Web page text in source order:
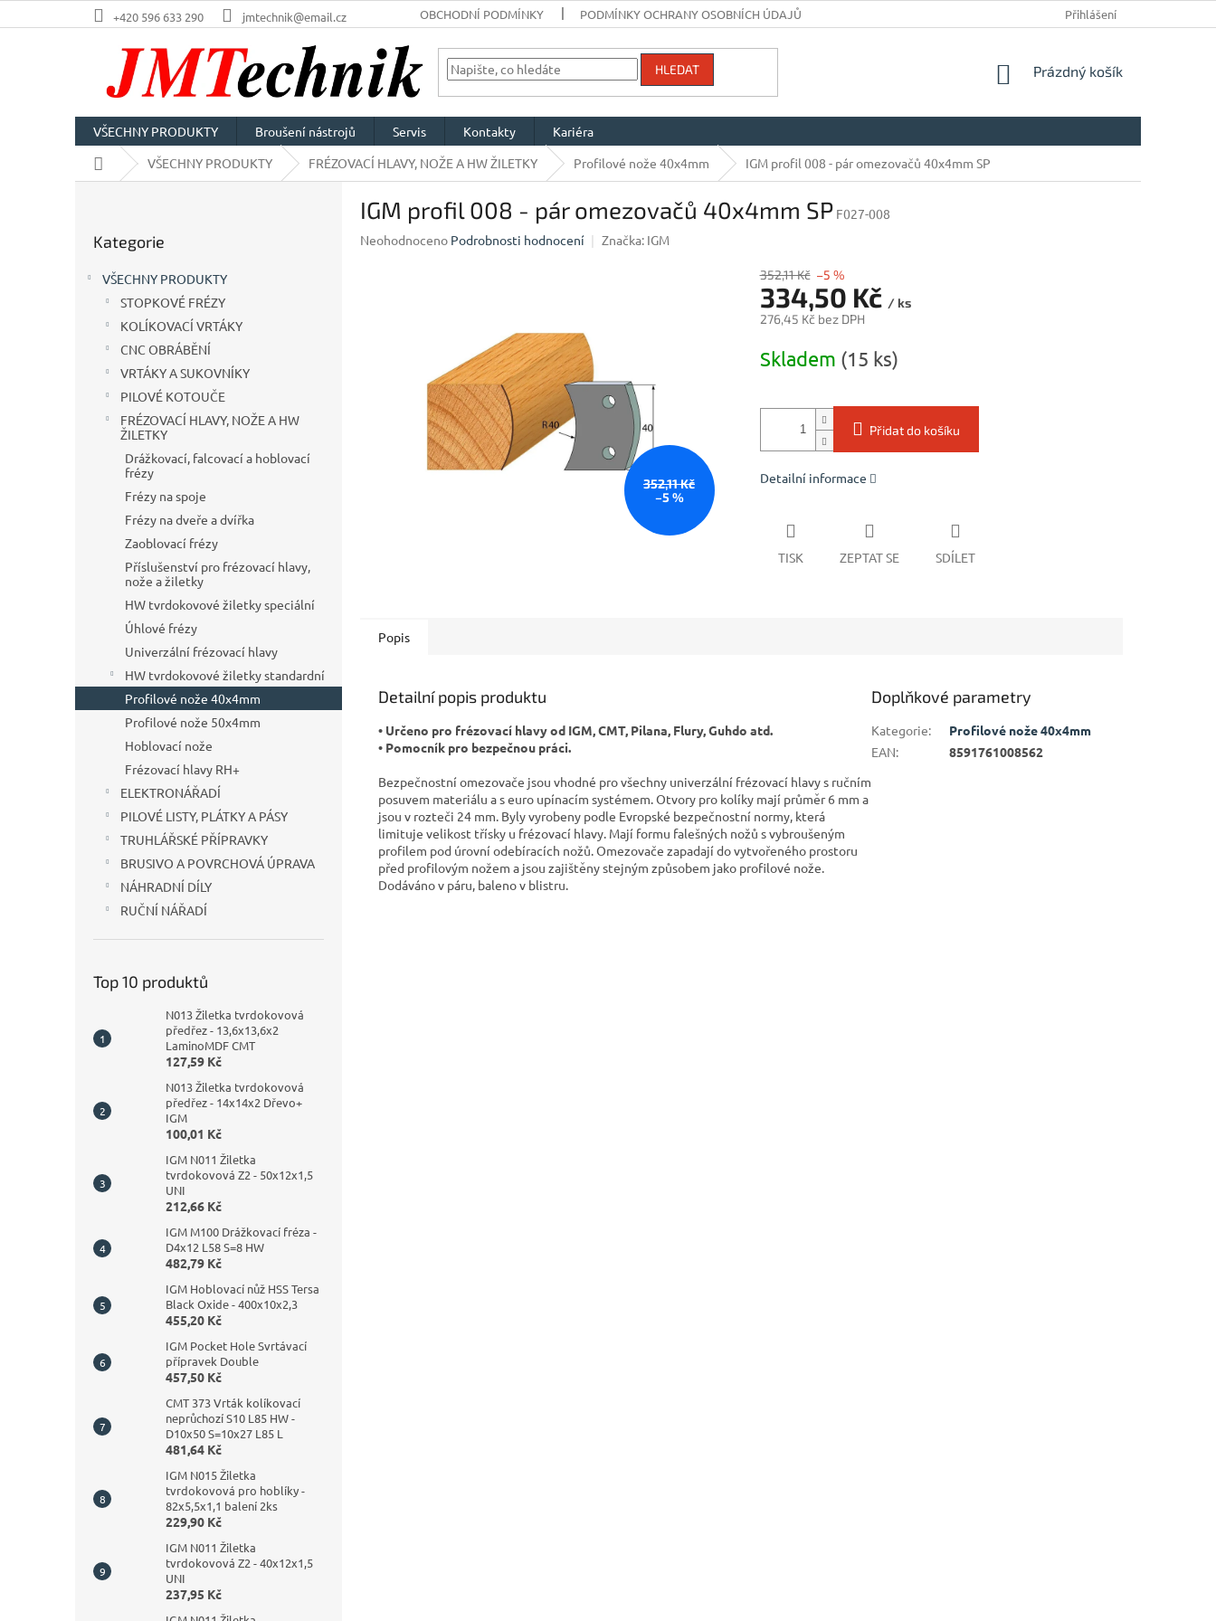
na
+420 596 633 290 jmtechnik@email.cz OBCHODNÍ PODMÍNKY PODMÍNKY OCHRANY OSOBNÍCH ÚDAJŮ Přihlášení
HLEDAT
NÁKUPNÍ
Prázdný košík
VŠECHNY PRODUKTY Broušení nástrojů Servis Kontakty
Kariéra
Domů VŠECHNY PRODUKTY FRÉZOVACÍ HLAVY, NOŽE A HW ŽILETKY Profilové nože 40x4mm IGM profil 008 - pár omezovačů 40x4mm SP
kategorie
Kategorie
VŠECHNY PRODUKTY
STOPKOVÉ FRÉZY
KOLÍKOVACÍ VRTÁKY
CNC OBRÁBĚNÍ
VRTÁKY A SUKOVNÍKY
PILOVÉ KOTOUČE
FRÉZOVACÍ HLAVY, NOŽE A HW
ŽILETKY
Drážkovací, falcovací a hoblovací
frézy
Frézy na spoje
Frézy na dveře a dvířka
Zaoblovací frézy
Příslušenství pro frézovací hlavy,
nože a žiletky
HW tvrdokovové žiletky speciální
Úhlové frézy
Univerzální frézovací hlavy
HW tvrdokovové žiletky standardní
Profilové nože 40x4mm
Profilové nože 50x4mm
Hoblovací nože
Frézovací hlavy RH+
ELEKTRONÁŘADÍ
PILOVÉ LISTY, PLÁTKY A PÁSY
TRUHLÁŘSKÉ PŘÍPRAVKY
BRUSIVO A POVRCHOVÁ ÚPRAVA
NÁHRADNÍ DÍLY
RUČNÍ NÁŘADÍ
Top 10 produktů
N013 Žiletka tvrdokovová
předřez - 13,6x13,6x2
LaminoMDF CMT
127,59 Kč
N013 Žiletka tvrdokovová
předřez - 14x14x2 Dřevo+
IGM
100,01 Kč
IGM N011 Žiletka
tvrdokovová Z2 - 50x12x1,5
UNI
212,66 Kč
IGM M100 Drážkovací fréza -
D4x12 L58 S=8 HW
482,79 Kč
IGM Hoblovací nůž HSS Tersa
Black Oxide - 400x10x2,3
455,20 Kč
IGM Pocket Hole Svrtávací
přípravek Double
457,50 Kč
CMT 373 Vrták kolíkovací
neprůchozí S10 L85 HW -
D10x50 S=10x27 L85 L
481,64 Kč
IGM N015 Žiletka
tvrdokovová pro hoblíky -
82x5,5x1,1 balení 2ks
229,90 Kč
IGM N011 Žiletka
tvrdokovová Z2 - 40x12x1,5
UNI
237,95 Kč
IGM profil 008 - pár omezovačů 40x4mm SP F027-008
Průměrné
Neohodnoceno Podrobnosti hodnocení Značka: IGM
352,11 Kč
–5 %
352,11 Kč –5 %
334,50 Kč / ks
276,45 Kč bez DPH
cena:
Skladem (15 ks)
Přidat do košíku
Detailní informace
TISK ZEPTAT SE SDÍLET
Popis
Detailní popis produktu
• Určeno pro frézovací hlavy od IGM, CMT, Pilana, Flury, Guhdo atd.
• Pomocník pro bezpečnou práci.
Bezpečnostní omezovače jsou vhodné pro všechny univerzální frézovací hlavy s ručním
posuvem materiálu a s euro upínacím systémem. Otvory pro kolíky mají průměr 6 mm a
jsou v rozteči 24 mm. Byly vyrobeny podle Evropské bezpečnostní normy, která
limituje velikost třísky u frézovací hlavy. Mají formu falešných nožů s vybroušeným
profilem pod úrovní odebíracích nožů. Omezovače zapadají do vytvořeného prostoru
před profilovým nožem a jsou zajištěny stejným způsobem jako profilové nože.
Dodáváno v páru, baleno v blistru.
Doplňkové parametry
Kategorie:
Profilové nože 40x4mm
EAN: 8591761008562